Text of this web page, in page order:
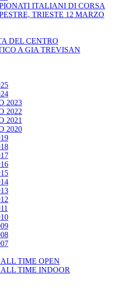
ITALIANI DI CORSA
TRIESTE 12 MARZO
DEL CENTRO
A GIA TREVISAN
2023
2022
2021
2020
TIME OPEN
TIME INDOOR